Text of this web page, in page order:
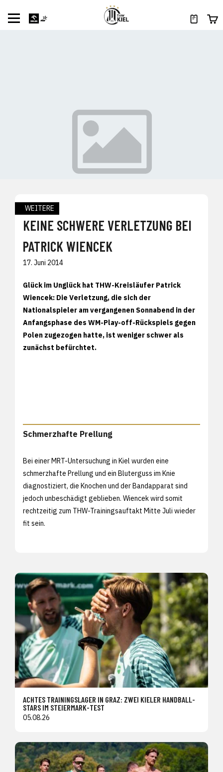
WEITERE
KEINE SCHWERE VERLETZUNG BEI
PATRICK WIENCEK
17. Juni 2014
Glück im Unglück hat THW-Kreisläufer Patrick
Wiencek: Die Verletzung, die sich der
Nationalspieler am vergangenen Sonnabend in der
Anfangsphase des WM-Play-off-Rückspiels gegen
Polen zugezogen hatte, ist weniger schwer als
zunächst befürchtet.
Schmerzhafte Prellung
Bei einer MRT-Untersuchung in Kiel wurden eine
schmerzhafte Prellung und ein Bluterguss im Knie
diagnostiziert, die Knochen und der Bandapparat sind
jedoch unbeschädigt geblieben. Wiencek wird somit
rechtzeitig zum THW-Trainingsauftakt Mitte Juli wieder
fit sein.
ACHTES TRAININGSLAGER IN GRAZ: ZWEI KIELER HANDBALL-
STARS IM STEIERMARK-TEST
05.08.26